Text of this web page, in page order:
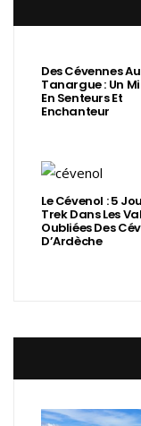
Des Cévennes Au
Tanargue : Un
En Senteurs Et
Enchanteur
Le Cévenol : 5
Trek Dans Les
Oubliées Des
D’Ardèche